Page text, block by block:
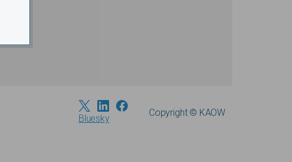
Bluesky
Copyright © KAOW